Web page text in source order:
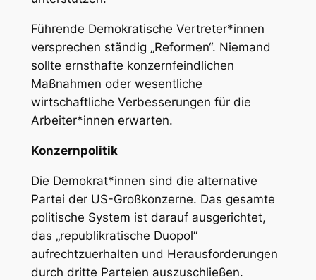
Führende Demokratische Vertreter*innen
versprechen ständig „Reformen“. Niemand
sollte ernsthafte konzernfeindlichen
Maßnahmen oder wesentliche
wirtschaftliche Verbesserungen für die
Arbeiter*innen erwarten.
Konzernpolitik
Die Demokrat*innen sind die alternative
Partei der US-Großkonzerne. Das gesamte
politische System ist darauf ausgerichtet,
das „republikratische Duopol“
aufrechtzuerhalten und Herausforderungen
durch dritte Parteien auszuschließen.